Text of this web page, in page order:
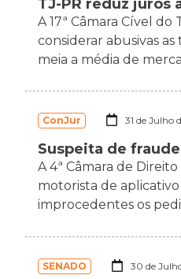
TJ-PR reduz juros
A 17ª Câmara Cível
considerar abusivas
meia a média de
ConJur 31 de Julho
Suspeita de
A 4ª Câmara de
motorista de
improcedentes os
SENADO 30 de